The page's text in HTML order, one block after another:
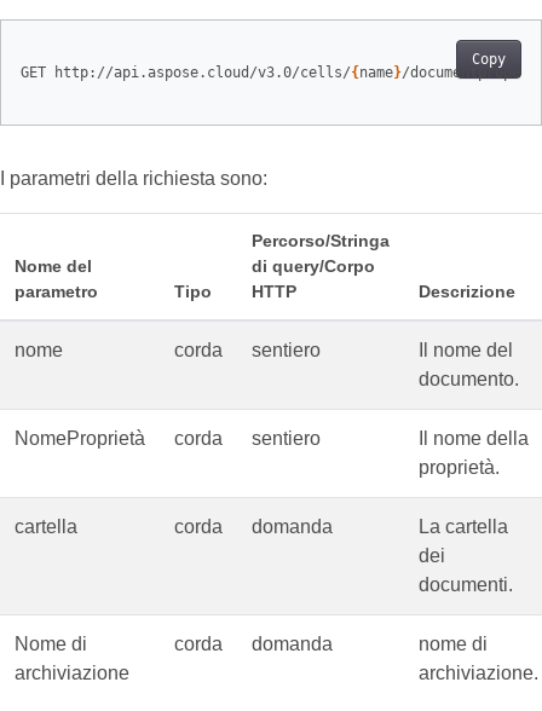
Copy
GET http://api.aspose.cloud/v3.0/cells/{ name}/
I parametri della richiesta sono:
Nome del
parametro
Tipo
Percorso/Stringa
di query/Corpo
HTTP
Descrizione
nome corda sentiero
Il nome del
documento.
NomeProprietà corda sentiero
Il nome della
proprietà.
cartella corda domanda
La cartella
dei
documenti.
Nome di
archiviazione
corda domanda
nome di
archiviazione.